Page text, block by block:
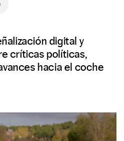
digital y
críticas políticas,
hacia el coche